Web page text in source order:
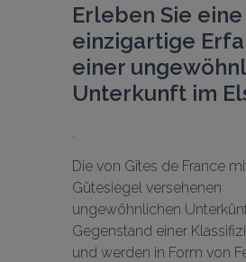
Erleben Sie eine
einzigartige
einer
Unterkunft im
Die von Gîtes de France
Gütesiegel versehenen
ungewöhnlichen
Gegenstand einer
und werden in Form von